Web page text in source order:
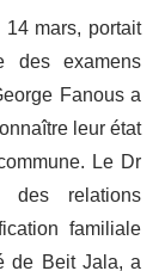
mars, portait
des examens
Fanous a
leur état
Le Dr
relations
familiale